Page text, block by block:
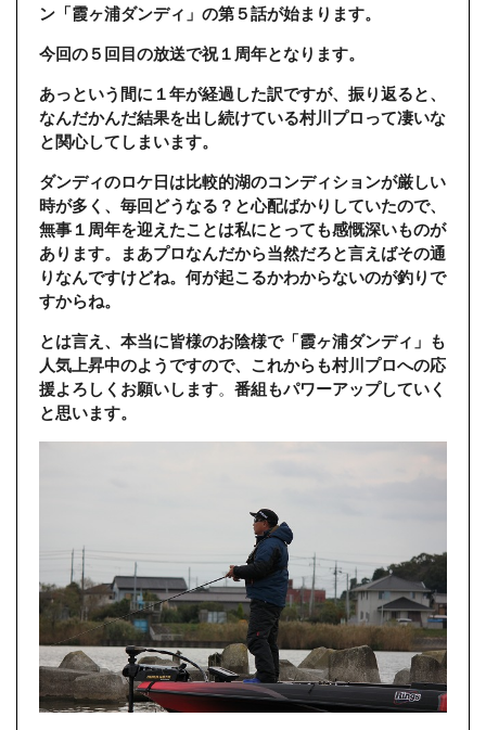
ン「霞ヶ浦ダンディ」の第５話が始まります。
今回の５回目の放送で祝１周年となります。
あっという間に１年が経過した訳ですが、振り返ると、
なんだかんだ結果を出し続けている村川プロって凄いな
と関心してしまいます。
ダンディのロケ日は比較的湖のコンディションが厳しい
時が多く、毎回どうなる？と心配ばかりしていたので、
無事１周年を迎えたことは私にとっても感慨深いものが
あります。
まあプロなんだから当然だろと言えばその通
りなんですけどね。何が起こるかわからないのが釣りで
すからね。
とは言え、本当に皆様のお陰様で「霞ヶ浦ダンディ」も
人気上昇中のようですので、これからも村川プロへの応
援よろしくお願いします。 番組もパワーアップしていく
と思います。